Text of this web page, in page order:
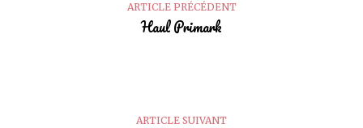
ARTICLE PRÉCÉDENT
Haul Primark
ARTICLE SUIVANT